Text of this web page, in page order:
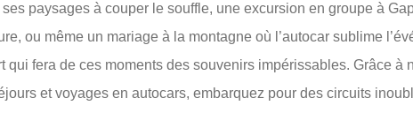
paysages à couper le souffle, une excursion en groupe à
ou même un mariage à la montagne où l’autocar sublime
qui fera de ces moments des souvenirs impérissables. Grâce à
et voyages en autocars, embarquez pour des circuits